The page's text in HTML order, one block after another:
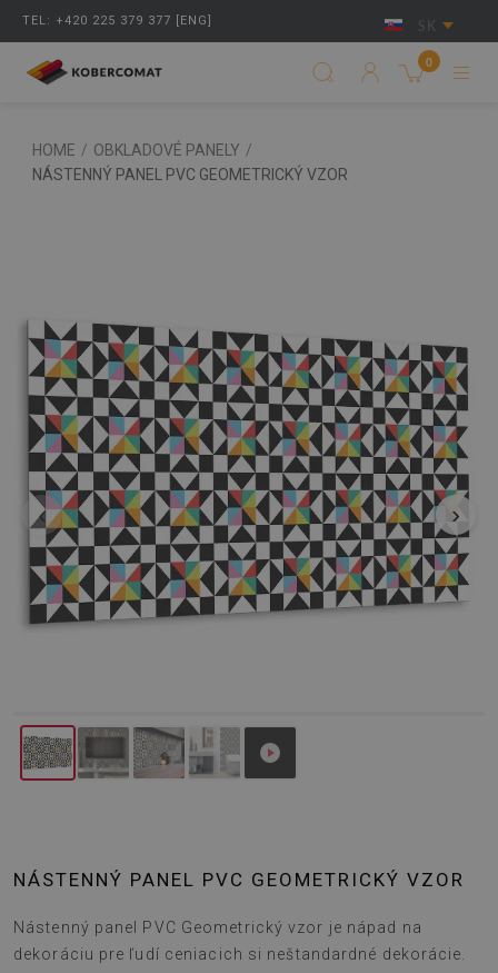
TEL: +420 225 379 377 [ENG] SK
0
HOME / OBKLADOVÉ PANELY /
NÁSTENNÝ PANEL PVC GEOMETRICKÝ VZOR
‹ ›
NÁSTENNÝ PANEL PVC GEOMETRICKÝ VZOR
Nástenný panel PVC Geometrický vzor je nápad na
dekoráciu pre ľudí ceniacich si neštandardné dekorácie.